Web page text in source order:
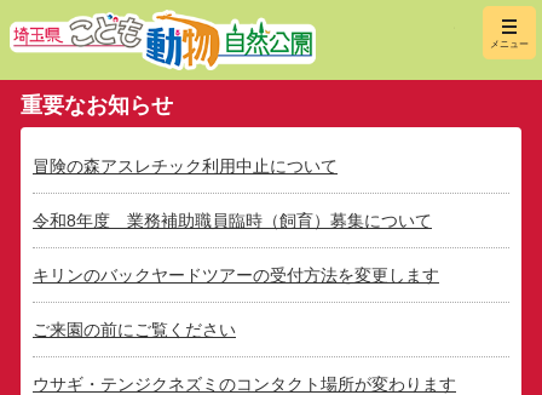
埼玉県
メニュー
重要なお知らせ
冒険の森アスレチック利用中止について
令和8年度 業務補助職員臨時（飼育）募集について
キリンのバックヤードツアーの受付方法を変更します
ご来園の前にご覧ください
ウサギ・テンジクネズミのコンタクト場所が変わります